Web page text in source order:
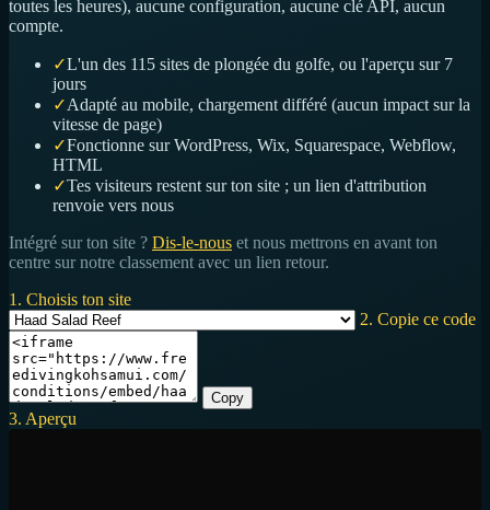
toutes les heures), aucune configuration, aucune clé API, aucun
compte.
✓L'un des 115 sites de plongée du golfe, ou l'aperçu sur 7
jours
✓Adapté au mobile, chargement différé (aucun impact sur la
vitesse de page)
✓Fonctionne sur WordPress, Wix, Squarespace, Webflow,
HTML
✓Tes visiteurs restent sur ton site ; un lien d'attribution
renvoie vers nous
Intégré sur ton site ? Dis-le-nous et nous mettrons en avant ton
centre sur notre classement avec un lien retour.
1. Choisis ton site
2. Copie ce code
Copy
3. Aperçu